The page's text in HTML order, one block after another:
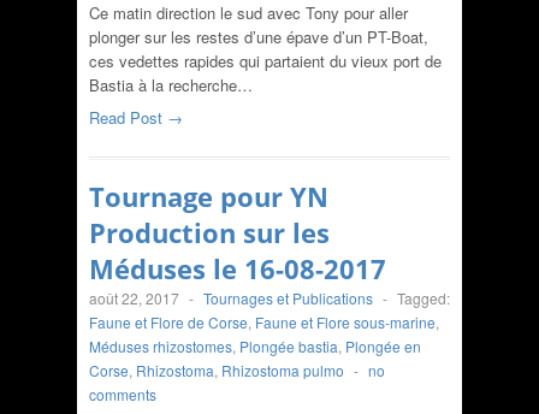
Ce matin direction le sud avec Tony pour aller
plonger sur les restes d’une épave d’un PT-Boat,
ces vedettes rapides qui partaient du vieux port de
Bastia à la recherche…
Read Post →
Tournage pour YN
Production sur les
Méduses le 16-08-2017
août 22, 2017 - Tournages et Publications - Tagged:
Faune et Flore de Corse, Faune et Flore sous-marine,
Méduses rhizostomes, Plongée bastia, Plongée en
Corse, Rhizostoma, Rhizostoma pulmo - no
comments